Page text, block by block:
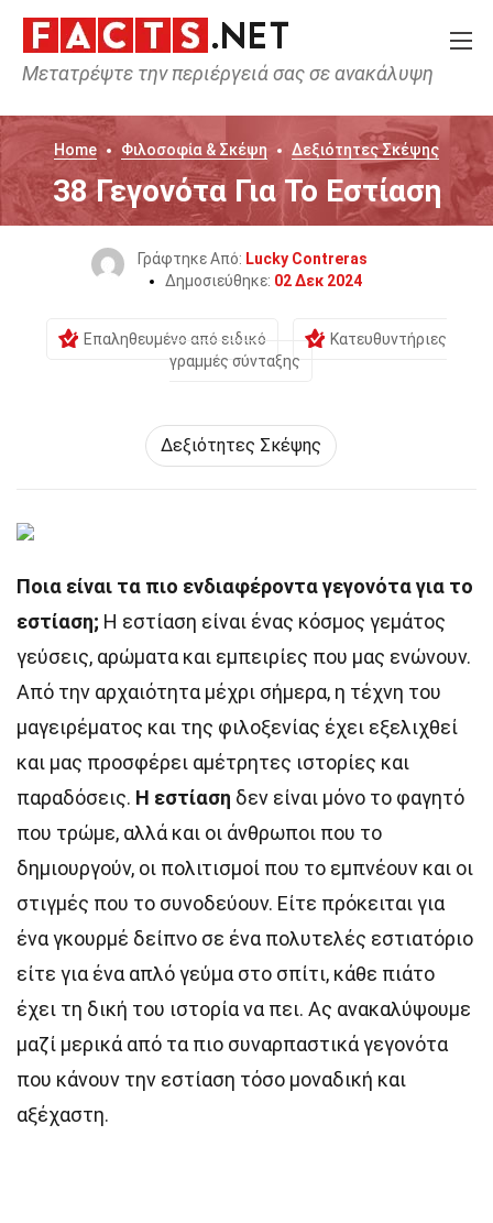
Μετατρέψτε την περιέργειά σας σε ανακάλυψη
Home Φιλοσοφία & Σκέψη Δεξιότητες Σκέψης
38 Γεγονότα Για Το Εστίαση
Γράφτηκε Από: Lucky Contreras
Δημοσιεύθηκε: 02 Δεκ 2024
Επαληθευμένο από ειδικό
Κατευθυντήριες
γραμμές σύνταξης
Δεξιότητες Σκέψης
Ποια είναι τα πιο ενδιαφέροντα γεγονότα για το
εστίαση; Η εστίαση είναι ένας κόσμος γεμάτος
γεύσεις, αρώματα και εμπειρίες που μας ενώνουν.
Από την αρχαιότητα μέχρι σήμερα, η τέχνη του
μαγειρέματος και της φιλοξενίας έχει εξελιχθεί
και μας προσφέρει αμέτρητες ιστορίες και
παραδόσεις. Η εστίαση δεν είναι μόνο το φαγητό
που τρώμε, αλλά και οι άνθρωποι που το
δημιουργούν, οι πολιτισμοί που το εμπνέουν και οι
στιγμές που το συνοδεύουν. Είτε πρόκειται για
ένα γκουρμέ δείπνο σε ένα πολυτελές εστιατόριο
είτε για ένα απλό γεύμα στο σπίτι, κάθε πιάτο
έχει τη δική του ιστορία να πει. Ας ανακαλύψουμε
μαζί μερικά από τα πιο συναρπαστικά γεγονότα
που κάνουν την εστίαση τόσο μοναδική και
αξέχαστη.